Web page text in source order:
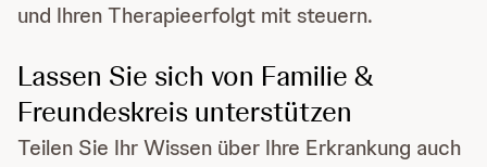
und Ihren Therapieerfolgt mit steuern.
Lassen Sie sich von Familie &
Freundeskreis unterstützen
Teilen Sie Ihr Wissen über Ihre Erkrankung auch